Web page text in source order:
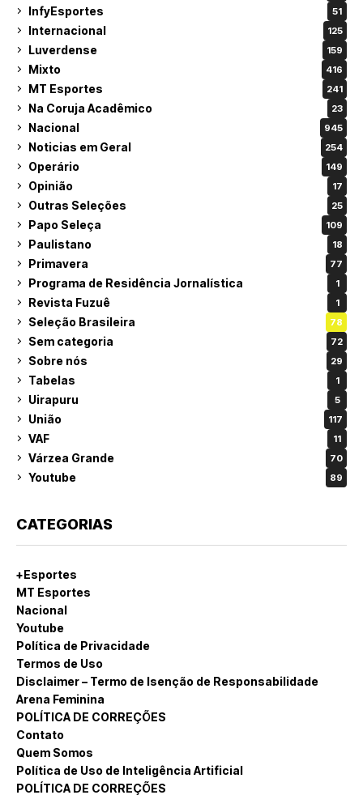
InfyEsportes 51
Internacional 125
Luverdense 159
Mixto 416
MT Esportes 241
Na Coruja Acadêmico 23
Nacional 945
Noticias em Geral 254
Operário 149
Opinião 17
Outras Seleções 25
Papo Seleça 109
Paulistano 18
Primavera 77
Programa de Residência Jornalística 1
Revista Fuzuê 1
Seleção Brasileira 78
Sem categoria 72
Sobre nós 29
Tabelas 1
Uirapuru 5
União 117
VAF 11
Várzea Grande 70
Youtube 89
CATEGORIAS
+Esportes
MT Esportes
Nacional
Youtube
Política de Privacidade
Termos de Uso
Disclaimer – Termo de Isenção de Responsabilidade
Arena Feminina
POLÍTICA DE CORREÇÕES
Contato
Quem Somos
Política de Uso de Inteligência Artificial
POLÍTICA DE CORREÇÕES